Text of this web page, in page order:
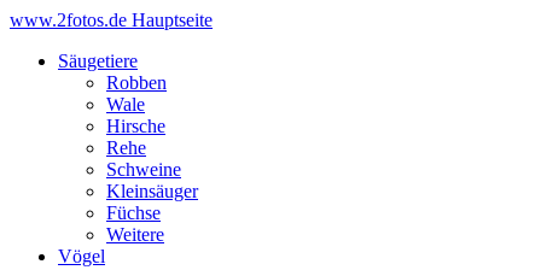
www.2fotos.de Hauptseite
Säugetiere
Robben
Wale
Hirsche
Rehe
Schweine
Kleinsäuger
Füchse
Weitere
Vögel